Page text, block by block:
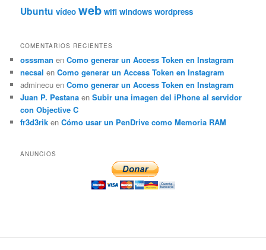
Ubuntu vídeo web wifi windows wordpress
COMENTARIOS RECIENTES
osssman enComo generar un Access Token en Instagram
necsal enComo generar un Access Token en Instagram
adminecu enComo generar un Access Token en Instagram
Juan P. Pestana enSubir una imagen del iPhone al servidor
con Objective C
fr3d3rik enCómo usar un PenDrive como Memoria RAM
ANUNCIOS